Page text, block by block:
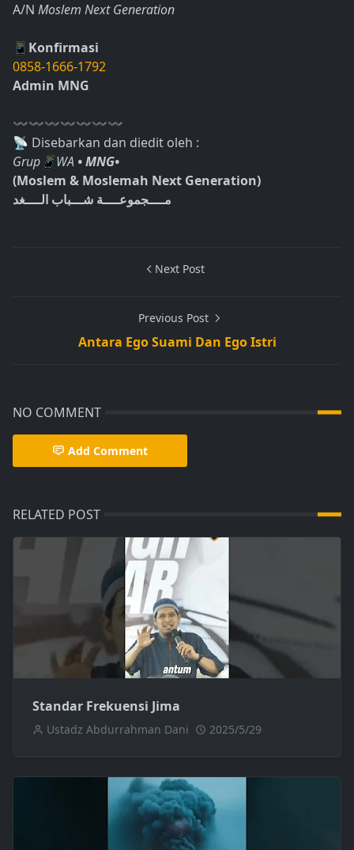
A/N Moslem Next Generation
📱Konfirmasi
0858-1666-1792
Admin MNG
〰〰〰〰〰〰〰
📡 Disebarkan dan diedit oleh :
Grup📱WA • MNG•
(Moslem & Moslemah Next Generation)
مــــجموعــــة شـــباب الــــغد
Next Post
Previous Post
Antara Ego Suami Dan Ego Istri
NO COMMENT
Add Comment
RELATED POST
Standar Frekuensi Jima
Ustadz Abdurrahman Dani 2025/5/29